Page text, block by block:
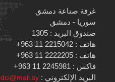
غرفة صناعة دمشق
سوريا - دمشق
صندوق البريد : 1305
هاتف : 2215042 11 963+
هاتف : 2222205 11 963+
فاكس : 2245981 11 963+
البريد الإلكتروني :dci@mail.sy